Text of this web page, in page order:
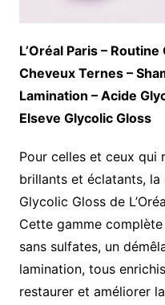
L’Oréal Paris –
Cheveux Ternes –
Lamination – Acide
Elseve Glycolic Gloss
Pour celles et ceux qui
brillants et éclatants,
Glycolic Gloss de
Cette gamme
sans sulfates, un
lamination, tous
restaurer et améliorer